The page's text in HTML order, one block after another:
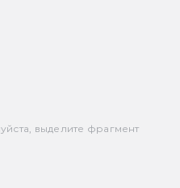
выделите фрагмент